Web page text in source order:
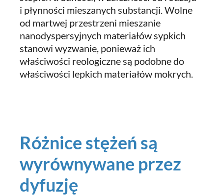
i płynności mieszanych substancji. Wolne
od martwej przestrzeni mieszanie
nanodyspersyjnych materiałów sypkich
stanowi wyzwanie, ponieważ ich
właściwości reologiczne są podobne do
właściwości lepkich materiałów mokrych.
Różnice stężeń są
wyrównywane przez
dyfuzję